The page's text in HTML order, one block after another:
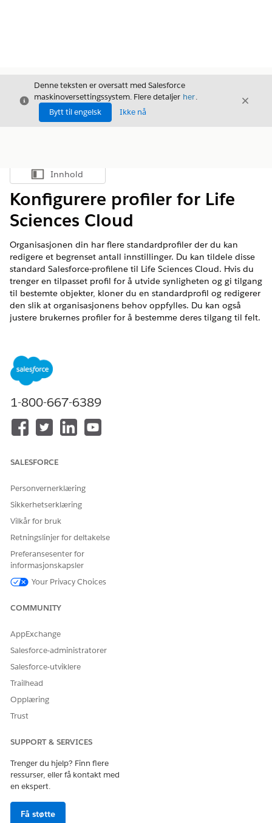
Avslutt
Denne teksten er oversatt med Salesforce
maskinoversettingssystem. Flere detaljer her.
Bytt til engelsk
Ikke nå
Avslutt
Vis innholdsfortegnelse
Innhold
Konfigurere profiler for Life
Sciences Cloud
Organisasjonen din har flere standardprofiler der du kan
redigere et begrenset antall innstillinger. Du kan tildele disse
standard Salesforce-profilene til Life Sciences Cloud. Hvis du
trenger en tilpasset profil for å utvide synligheten og gi tilgang
til bestemte objekter, kloner du en standardprofil og redigerer
den slik at organisasjonens behov oppfylles. Du kan også
justere brukernes profiler for å bestemme deres tilgang til felt.
Tilgjengelig i Lightning Experience
Tilgjengelig i
Sciences Cloud
Avansert behandlingsbehandling, støter du på oppgaver
funksjonene.
Søk etter og velgProfile
Velg en profil, og klikk deretter på
Skriv inn et navn på den nye profilen, og klikk deretter på
Lagre.
krav, og lagre endringene.
La oss få vite det slik at vi kan forbedre!
1-800-667-6389
SALESFORCE
Personvernerklæring
Sikkerhetserklæring
Vilkår for bruk
Retningslinjer for deltakelse
Preferansesenter for
informasjonskapsler
Your Privacy Choices
COMMUNITY
AppExchange
Salesforce-administratorer
Salesforce-utviklere
Trailhead
Opplæring
Trust
SUPPORT & SERVICES
Trenger du hjelp? Finn flere
ressurser, eller få kontakt med
en ekspert.
Få støtte